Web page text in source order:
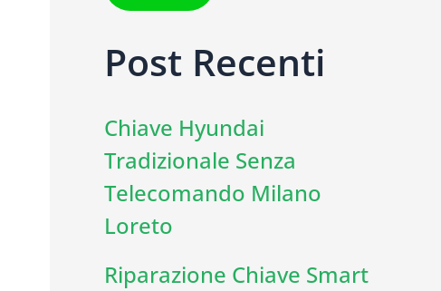
Post Recenti
Chiave Hyundai
Tradizionale Senza
Telecomando Milano
Loreto
Riparazione Chiave Smart